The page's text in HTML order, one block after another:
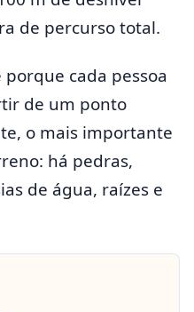
de percurso total.
porque cada pessoa
de um ponto
o mais importante
há pedras,
de água, raízes e